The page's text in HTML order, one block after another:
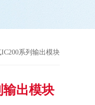
系列输出模块
输出模块